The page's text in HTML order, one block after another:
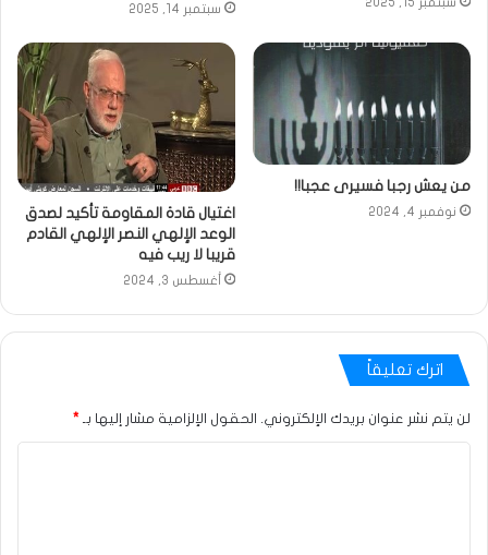
سبتمبر 14, 2025
من يعش رجبا فسيرى عجبا!!
نوفمبر 4, 2024
اغتيال قادة المقاومة تأكيد لصدق
الوعد الإلهي النصر الإلهي القادم
قريبا لا ريب فيه
أغسطس 3, 2024
اترك تعليقاً
لن يتم نشر عنوان بريدك الإلكتروني. الحقول الإلزامية مشار إليها بـ *